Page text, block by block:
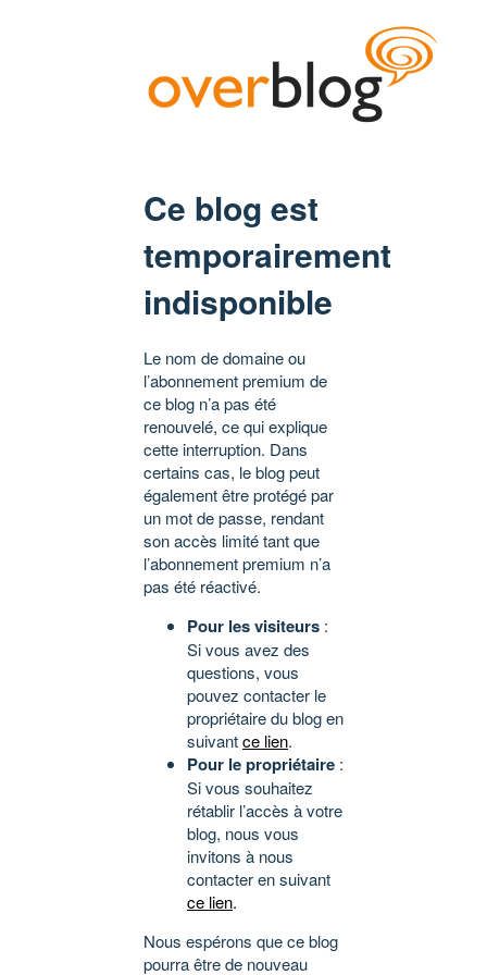
Ce blog est
temporairement
indisponible
Le nom de domaine ou
l’abonnement premium de
ce blog n’a pas été
renouvelé, ce qui explique
cette interruption. Dans
certains cas, le blog peut
également être protégé par
un mot de passe, rendant
son accès limité tant que
l’abonnement premium n’a
pas été réactivé.
Pour les visiteurs :
Si vous avez des
questions, vous
pouvez contacter le
propriétaire du blog en
suivantce lien.
Pour le propriétaire :
Si vous souhaitez
rétablir l’accès à votre
blog, nous vous
invitons à nous
contacter en suivant
ce lien.
Nous espérons que ce blog
pourra être de nouveau